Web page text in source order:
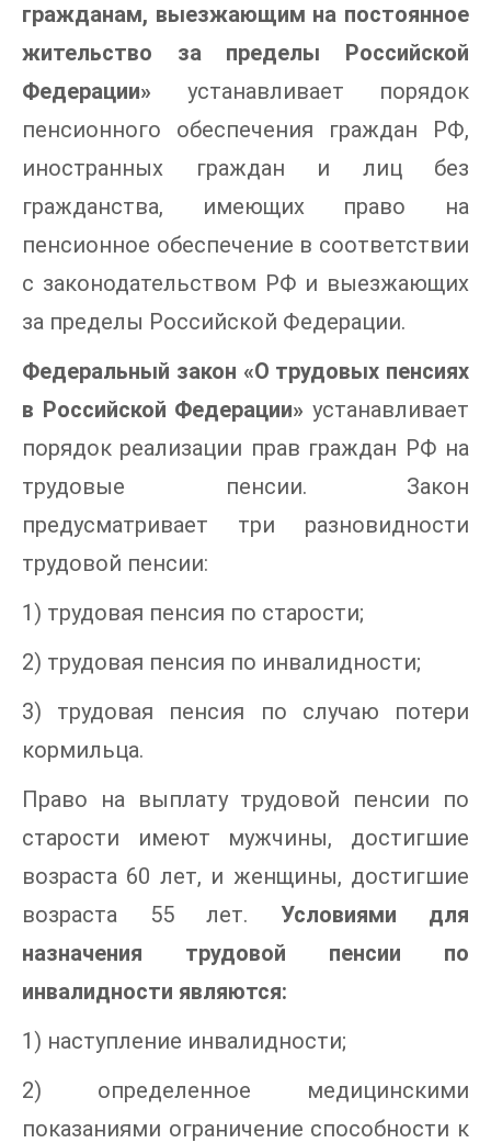
гражданам, выезжающим на постоянное
жительство за пределы Российской
Федерации» устанавливает порядок
пенсионного обеспечения граждан РФ,
иностранных граждан и лиц без
гражданства, имеющих право на
пенсионное обеспечение в соответствии
с законодательством РФ и выезжающих
за пределы Российской Федерации.
Федеральный закон «О трудовых пенсиях
в Российской Федерации» устанавливает
порядок реализации прав граждан РФ на
трудовые пенсии. Закон
предусматривает три разновидности
трудовой пенсии:
1) трудовая пенсия по старости;
2) трудовая пенсия по инвалидности;
3) трудовая пенсия по случаю потери
кормильца.
Право на выплату трудовой пенсии по
старости имеют мужчины, достигшие
возраста 60 лет, и женщины, достигшие
возраста 55 лет. Условиями для
назначения трудовой пенсии по
инвалидности являются:
1) наступление инвалидности;
2) определенное медицинскими
показаниями ограничение способности к